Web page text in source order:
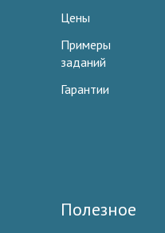
Цены
Примеры
заданий
Гарантии
Полезное